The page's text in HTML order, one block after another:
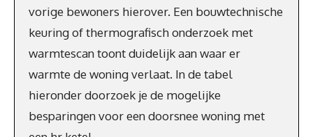
vorige bewoners hierover. Een bouwtechnische
keuring of thermografisch onderzoek met
warmtescan toont duidelijk aan waar er
warmte de woning verlaat. In de tabel
hieronder doorzoek je de mogelijke
besparingen voor een doorsnee woning met